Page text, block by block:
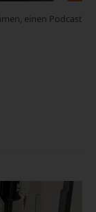
einen Podcast